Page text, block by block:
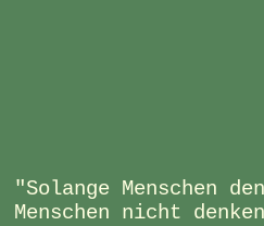
"Solange Menschen
Menschen nicht